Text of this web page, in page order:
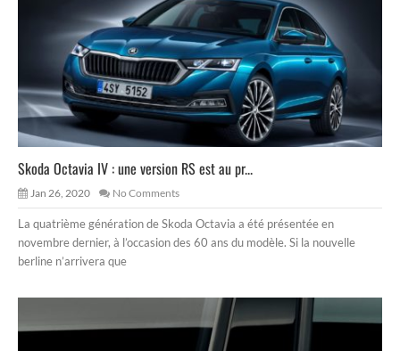
Skoda Octavia IV : une version RS est au pr...
Jan 26, 2020 No Comments
La quatrième génération de Skoda Octavia a été présentée en
novembre dernier, à l’occasion des 60 ans du modèle. Si la nouvelle
berline n’arrivera que